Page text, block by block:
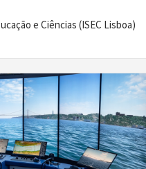
e Ciências (ISEC Lisboa)